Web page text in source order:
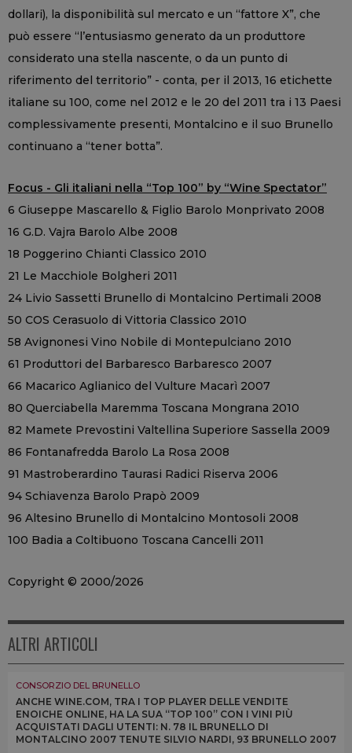
dollari), la disponibilità sul mercato e un “fattore X”, che
può essere “l’entusiasmo generato da un produttore
considerato una stella nascente, o da un punto di
riferimento del territorio” - conta, per il 2013, 16 etichette
italiane su 100, come nel 2012 e le 20 del 2011 tra i 13 Paesi
complessivamente presenti, Montalcino e il suo Brunello
continuano a “tener botta”.
Focus - Gli italiani nella “Top 100” by “Wine Spectator”
6 Giuseppe Mascarello & Figlio Barolo Monprivato 2008
16 G.D. Vajra Barolo Albe 2008
18 Poggerino Chianti Classico 2010
21 Le Macchiole Bolgheri 2011
24 Livio Sassetti Brunello di Montalcino Pertimali 2008
50 COS Cerasuolo di Vittoria Classico 2010
58 Avignonesi Vino Nobile di Montepulciano 2010
61 Produttori del Barbaresco Barbaresco 2007
66 Macarico Aglianico del Vulture Macarì 2007
80 Querciabella Maremma Toscana Mongrana 2010
82 Mamete Prevostini Valtellina Superiore Sassella 2009
86 Fontanafredda Barolo La Rosa 2008
91 Mastroberardino Taurasi Radici Riserva 2006
94 Schiavenza Barolo Prapò 2009
96 Altesino Brunello di Montalcino Montosoli 2008
100 Badia a Coltibuono Toscana Cancelli 2011
Copyright © 2000/2026
ALTRI ARTICOLI
CONSORZIO DEL BRUNELLO
ANCHE WINE.COM, TRA I TOP PLAYER DELLE VENDITE
ENOICHE ONLINE, HA LA SUA “TOP 100” CON I VINI PIÙ
ACQUISTATI DAGLI UTENTI: N. 78 IL BRUNELLO DI
MONTALCINO 2007 TENUTE SILVIO NARDI, 93 BRUNELLO 2007